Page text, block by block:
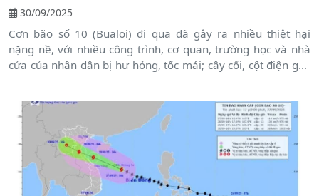
30/09/2025
Cơn bão số 10 (Bualoi) đi qua đã gây ra nhiều thiệt hại
nặng nề, với nhiều công trình, cơ quan, trường học và nhà
cửa của nhân dân bị hư hỏng, tốc mái; cây cối, cột điện gãy